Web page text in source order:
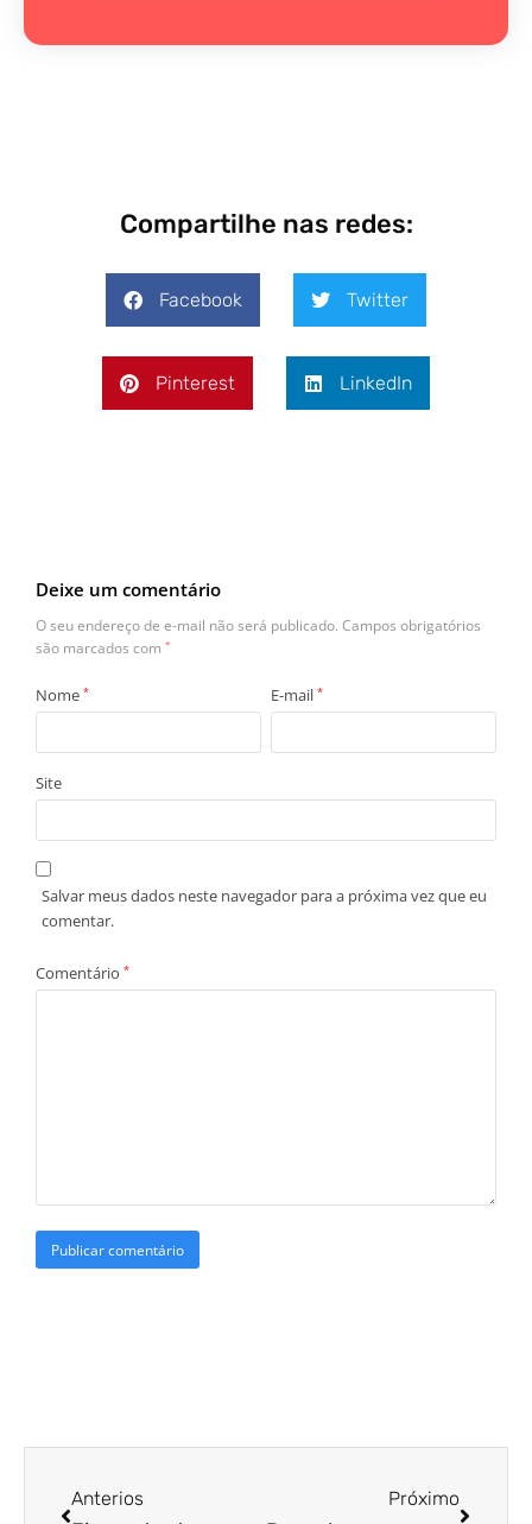
Compartilhe nas redes:
Facebook Twitter
Pinterest LinkedIn
Deixe um comentário
O seu endereço de e-mail não será publicado. Campos obrigatórios
são marcados com *
Nome * E-mail *
Site
Salvar meus dados neste navegador para a próxima vez que eu
comentar.
Comentário *
Anterios Próximo